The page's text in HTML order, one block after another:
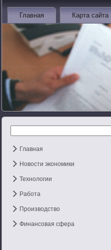
Главная Карта сайта
Главная
Новости экономики
Технологии
Работа
Производство
Финансовая сфера